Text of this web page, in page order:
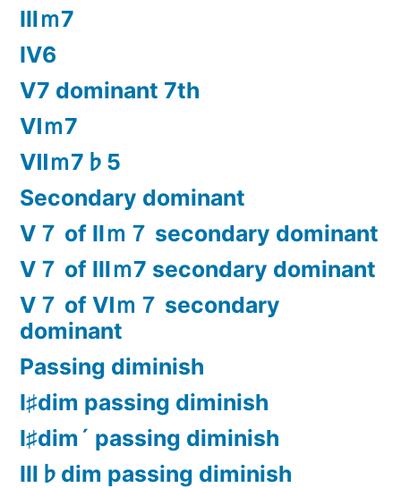
Ⅲｍ7
Ⅳ6
Ⅴ7 dominant 7th
Ⅵｍ7
Ⅶｍ7♭5
Secondary dominant
Ⅴ７ of Ⅱｍ７ secondary dominant
Ⅴ７ of Ⅲｍ7 secondary dominant
Ⅴ７ of Ⅵｍ７ secondary
dominant
Passing diminish
Ⅰ♯dim passing diminish
Ⅰ♯dim´ passing diminish
Ⅲ♭dim passing diminish